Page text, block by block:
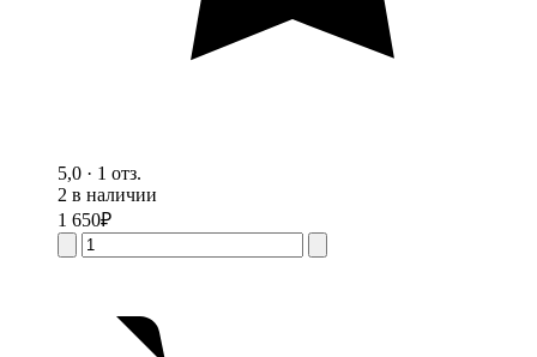
5,0 · 1 отз.
2 в наличии
1 650₽